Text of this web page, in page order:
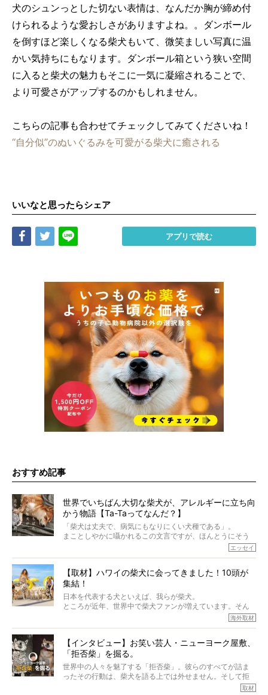
犬のシュンっとした切ない表情は、なんだか胸が締め付
けられるような愛おしさがありますよね。。ダンボール
を倒すほど楽しくなる柴犬もいて、微笑ましい写真に温
かい気持ちにもなります。ダンボール箱という狭い空間
に入ると柴犬の魅力もそこに一気に凝縮されることで、
より可愛さがアップするのかもしれません。
こちらの記事も合わせてチェックしてみてくださいね！
“自分似”のぬいぐるみを可愛がる柴犬に癒される
いいなと思ったらシェア
Share Tweet アプリで読む
おすすめ記事
世界でいちばん大切な柴犬が、アレルギーに立ち向
かう物語【Ta-Taってなんだ？】
「柴犬は丈夫で、病気にもなりにくい犬種である」。
まことしやかに囁かれるこの文言ですが、ほんとうにそう
でも、いざそれぞれの個体を見ていくと、丈夫で病気にも
なりにくい、とは言えないような気もするのです。
実際に「病気にならない」などということはないし、飼い
主はそのためにやるべきことがある。
今回は、柴犬に関わる方たちすべてに読んで欲しい、ある
語でした。
※文章はご本人の了承を得て編集しています
※画像はすべてイメージです
※この記事は個人の感想であり、効果・効能を示すものではありません
エッセイ
【取材】ハワイの柴犬に会ってきました！10頭が
集結！
日本を代表する犬といえば、我らが柴犬。
ところが近年、世界中で柴犬ファンが増えています。そん
な中「柴犬ライフ」が目をつけたのは、南の楽園ハワイ。
そんな噂を聞きつけ、今回はハワイの柴犬たちを取材して
きました！
海外取材
【インタビュー】お笑い芸人・ニューヨーク屋敷、
「拒否柴」を掘る。
世界中の人々を魅了する「拒否柴」。彼らのすべてが詰ま
ったその行動は、柴犬を語る上では外せません。そして拒
否柴がここまで話題になるのは、“映える”ことも理由のひと
取材